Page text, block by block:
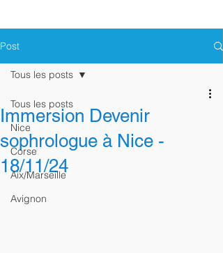
Post
Tous les posts
Nice
Corse
Aix/Marseille
Avignon
Tous les posts
Immersion Devenir
sophrologue à Nice -
18/11/24